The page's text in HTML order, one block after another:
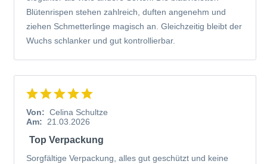
Blütenrispen stehen zahlreich, duften angenehm und
ziehen Schmetterlinge magisch an. Gleichzeitig bleibt der
Wuchs schlanker und gut kontrollierbar.
Von: Celina Schultze
Am:
21.03.2026
Top Verpackung
Sorgfältige Verpackung, alles gut geschützt und keine